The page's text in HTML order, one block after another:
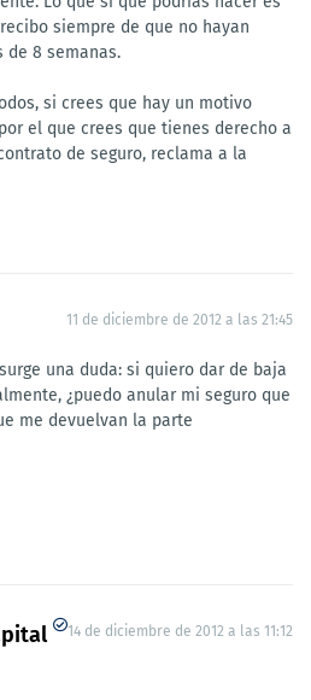
siempre de que no hayan
de 8 semanas.
si crees que hay un motivo
el que crees que tienes derecho a
de seguro, reclama a la
11 de diciembre de 2012 a las 21:45
una duda: si quiero dar de baja
¿puedo anular mi seguro que
me devuelvan la parte
14 de diciembre de 2012 a las 11:12